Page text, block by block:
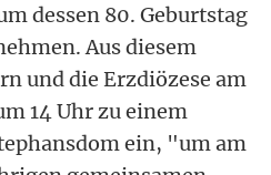
dessen 80. Geburtstag
Aus diesem
und die Erzdiözese am
14 Uhr zu einem
ein, "um am